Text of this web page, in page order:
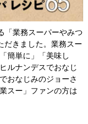
「業務スーパーやみつ
だきました。業務スー
簡単に」「美味し
ルナンデスでおなじ
おなじみのジョーさ
スー」ファンの方は